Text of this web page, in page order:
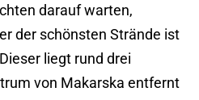
darauf warten,
der schönsten Strände ist
liegt rund drei
von Makarska entfernt